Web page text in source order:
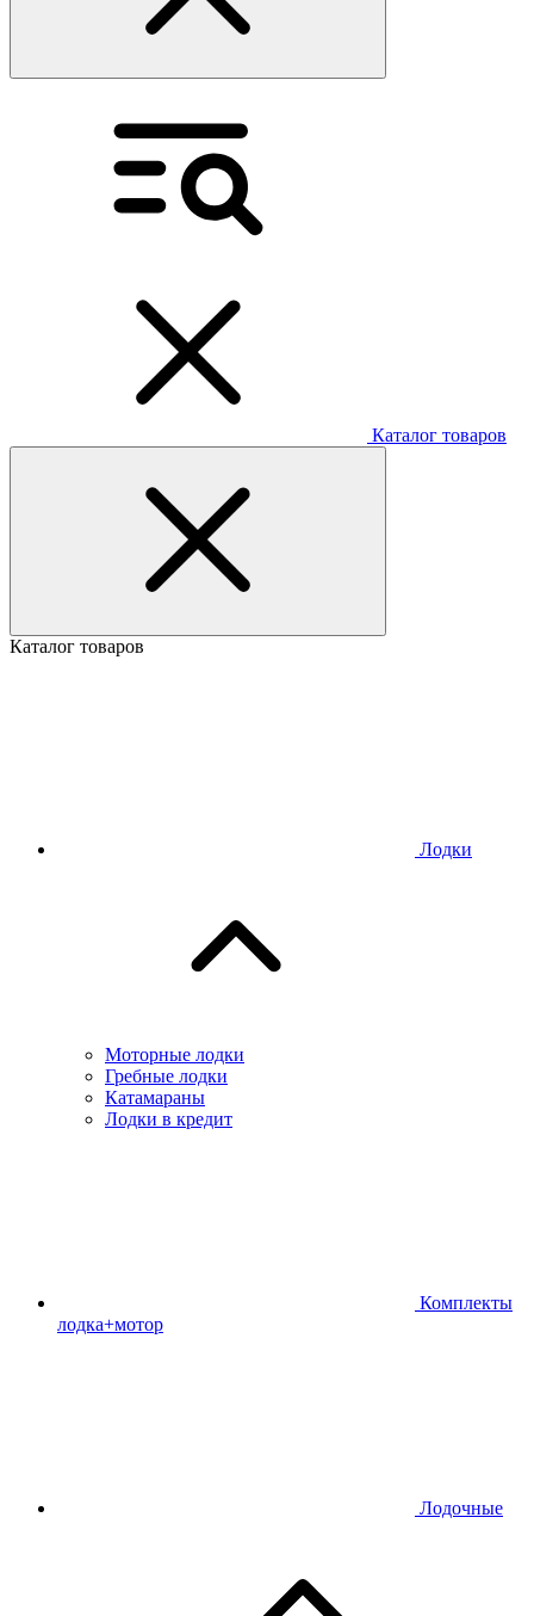
Каталог товаров
Каталог товаров
Лодки
Моторные лодки
Гребные лодки
Катамараны
Лодки в кредит
Комплекты
лодка+мотор
Лодочные